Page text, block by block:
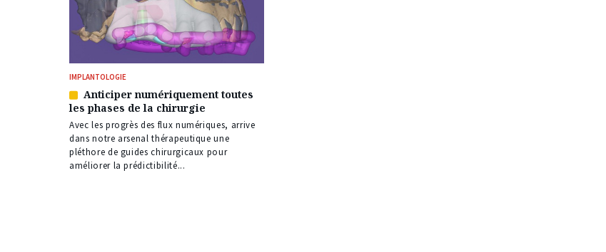
IMPLANTOLOGIE
Article
réservé
à
nos
abonnés
Anticiper numériquement toutes
les phases de la chirurgie
Avec les progrès des flux numériques, arrive
dans notre arsenal thérapeutique une
pléthore de guides chirurgicaux pour
améliorer la prédictibilité...